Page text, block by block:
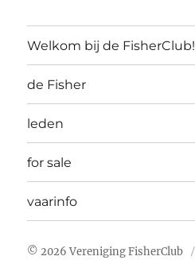
Welkom bij de FisherClub!
de Fisher
leden
for sale
vaarinfo
© 2026 Vereniging FisherClub